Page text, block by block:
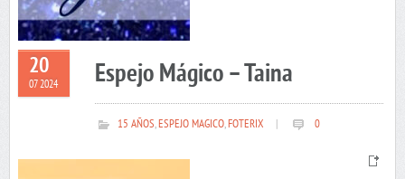
20
07 2024 Espejo Mágico – Taina
15 AÑOS,ESPEJO MAGICO,FOTERIX 0